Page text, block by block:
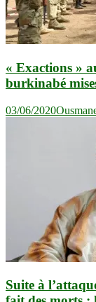
« Exactions »
burkinabé
03/06/2020
Suite à